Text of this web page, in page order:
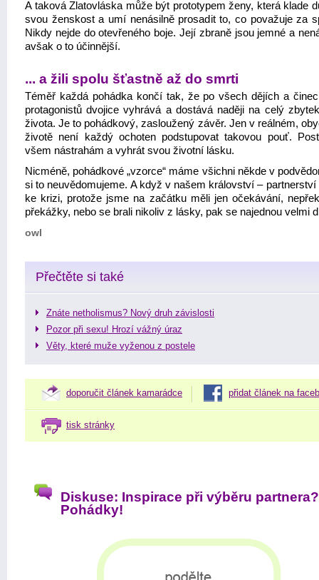
A taková Zlatovláska může být prototypem ženy, která klade
svou ženskost a umí nenásilně prosadit to, co považuje za
Nikdy nejde do otevřeného boje. Její zbraně jsou jemné a
avšak o to účinnější.
... a žili spolu šťastně až do smrti
Téměř každá pohádka končí tak, že po všech dějích a
protagonistů dvojice vyhrává a dostává naději na celý
života. Je to pohádkový, zasloužený závěr. Jen v reálném,
životě není každý ochoten podstupovat takovou pouť.
všem nástrahám a vyhrát svou životní lásku.
Nicméně, pohádkové „vzorce“ máme všichni někde v
si to neuvědomujeme. A když v našem království – partnerství
ke krizi, protože jsme na začátku měli jen očekávání,
překážky, nebo se brali nikoliv z lásky, pak se najednou velmi
owl
Přečtěte si také
Znáte netholismus? Nový druh závislosti
Pozor při sexu! Hrozí vážný úraz
Věty, které muže vyženou z postele
doporučit článek kamarádce přidat článek na
tisk stránky
Diskuse: Inspirace při výběru partnera?
Pohádky!